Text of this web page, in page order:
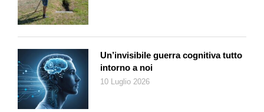
Un’invisibile guerra cognitiva tutto
intorno a noi
10 Luglio 2026